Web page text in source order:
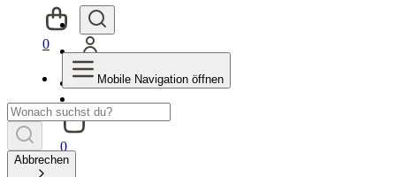
0
0
Mobile Navigation öffnen
Abbrechen